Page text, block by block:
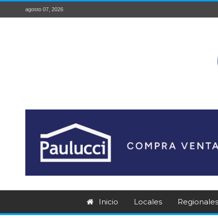
agosto 07, 2026
Inicio Locales Regionales